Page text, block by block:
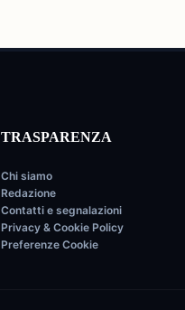
TRASPARENZA
Chi siamo
Redazione
Contatti e segnalazioni
Privacy & Cookie Policy
Preferenze Cookie